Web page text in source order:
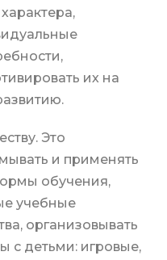
их на
Это
и применять
обучения,
учебные
организовывать
с детьми: игровые,